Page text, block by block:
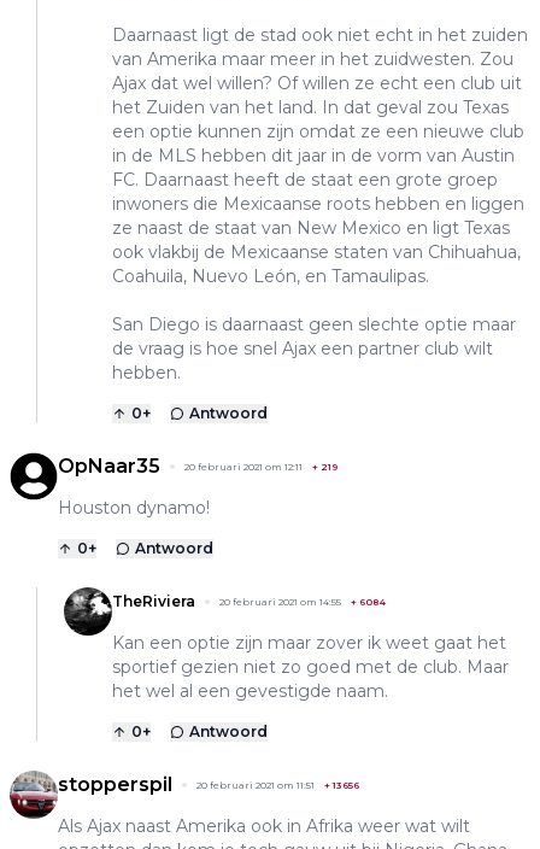
Daarnaast ligt de stad ook niet echt in het zuiden
van Amerika maar meer in het zuidwesten. Zou
Ajax dat wel willen? Of willen ze echt een club uit
het Zuiden van het land. In dat geval zou Texas
een optie kunnen zijn omdat ze een nieuwe club
in de MLS hebben dit jaar in de vorm van Austin
FC. Daarnaast heeft de staat een grote groep
inwoners die Mexicaanse roots hebben en liggen
ze naast de staat van New Mexico en ligt Texas
ook vlakbij de Mexicaanse staten van Chihuahua,
Coahuila, Nuevo León, en Tamaulipas.
San Diego is daarnaast geen slechte optie maar
de vraag is hoe snel Ajax een partner club wilt
hebben.
0+ Antwoord
OpNaar35 20 februari 2021 om 12:11 + 219
Houston dynamo!
0+ Antwoord
TheRiviera 20 februari 2021 om 14:55 + 6084
Kan een optie zijn maar zover ik weet gaat het
sportief gezien niet zo goed met de club. Maar
het wel al een gevestigde naam.
0+ Antwoord
stopperspil 20 februari 2021 om 11:51 +13656
Als Ajax naast Amerika ook in Afrika weer wat wilt